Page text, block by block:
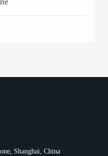
Shanghai, China